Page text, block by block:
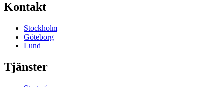
Kontakt
Stockholm
Göteborg
Lund
Tjänster